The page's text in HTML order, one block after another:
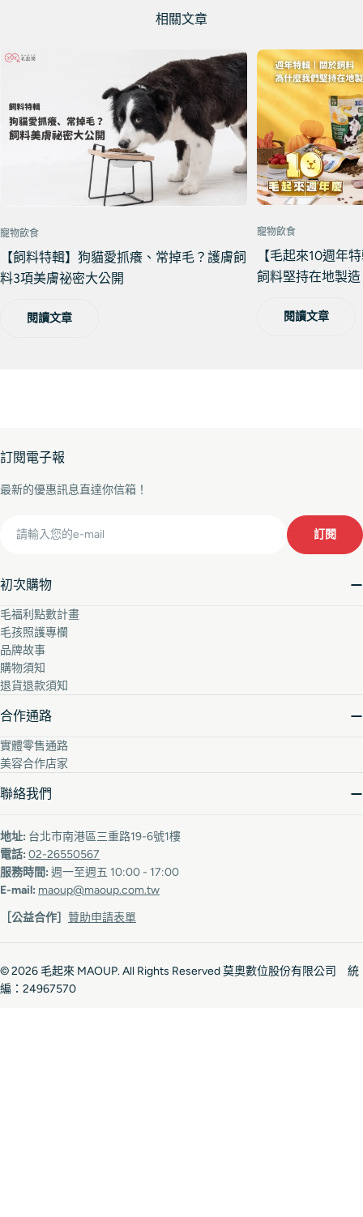
相關文章
寵物飲食
【飼料特輯】狗貓愛抓癢、常掉毛？護膚飼
料3項美膚祕密大公開
閱讀文章
寵物飲食
【毛起來10週年
飼料堅持在地製造
閱讀文章
初次購物
毛福利點數計畫
毛孩照護專欄
品牌故事
購物須知
退貨退款須知
合作通路
實體零售通路
美容合作店家
聯絡我們
地址: 台北市南港區三重路19-6號1樓
電話: 02-26550567
服務時間: 週一至週五 10:00 - 17:00
E-mail: maoup@maoup.com.tw
［公益合作］ 贊助申請表單
訂閱電子報
最新的優惠訊息直達你信箱！
訂閱
© 2026 毛起來 MAOUP. All Rights Reserved 莫奧數位股份有限公司 統
編：24967570